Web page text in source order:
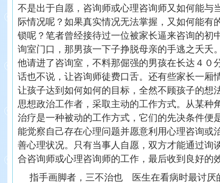
不是出于自愿，咨询师或心理咨询师又如何能与
际情况呢？如果真实情况无法掌握，又如何能有
锁呢？笔者曾经接待过一位被家长逼来咨询的初
询室门口，那男孩一下子挣脱母亲的手逃之夭夭
他请进了咨询室，不料那倔强的男孩在长达４０
话也不说，让咨询师徒费口舌。还有些家长一厢
让孩子达到如何如何的目标，全然不顾孩子的想
思想政治工作者，采取主动的工作方式。从某种
治疗是一种被动的工作方式，它们的先决条件便
能觉察自己存在心理问题并愿意利用心理咨询或
善心理状况。只有当事人自愿，双方才能通过询
合咨询师或心理咨询师的工作，最后收到良
指手画脚者，三不治也 医生在看病时最讨厌